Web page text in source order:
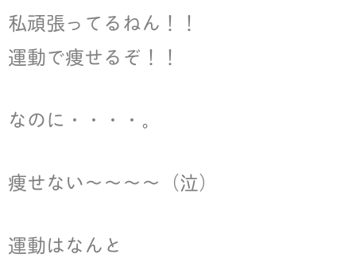
私頑張ってるねん！！
運動で痩せるぞ！！
なのに・・・・。
痩せない〜〜〜〜（泣）
運動はなんと